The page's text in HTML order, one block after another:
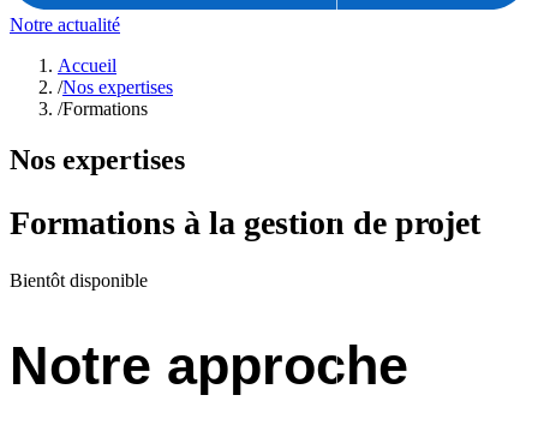
Notre actualité
Accueil
/Nos expertises
/Formations
Nos expertises
Formations à la gestion de projet
Bientôt disponible
Notre approche